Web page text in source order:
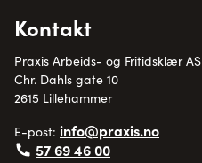
Kontakt
Praxis Arbeids- og Fritidsklær AS
Chr. Dahls gate 10
2615 Lillehammer
E-post: info@praxis.no
57 69 46 00